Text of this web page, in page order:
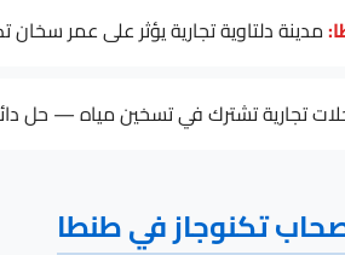
مدينة دلتاوية تجارية يؤثر على عمر سخان
تجارية تشترك في تسخين مياه — حل
تكنوجاز في طنطا